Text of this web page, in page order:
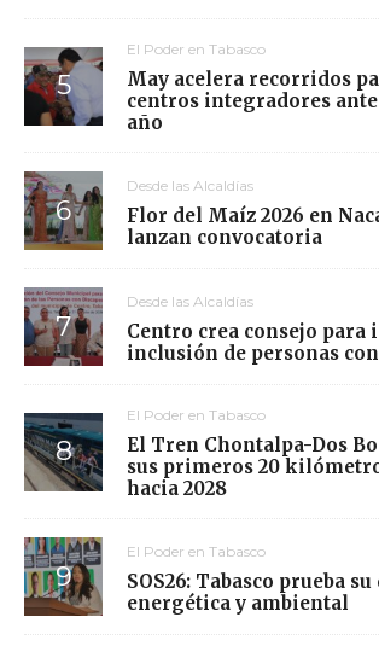
El Poder en Tabasco
May acelera recorridos
centros integradores
año
Desde las Alcaldías
Flor del Maíz 2026 en
lanzan convocatoria
Desde las Alcaldías
Centro crea consejo para
inclusión de personas
El Poder en Tabasco
El Tren Chontalpa-Dos
sus primeros 20
hacia 2028
El Poder en Tabasco
SOS26: Tabasco prueba
energética y ambiental